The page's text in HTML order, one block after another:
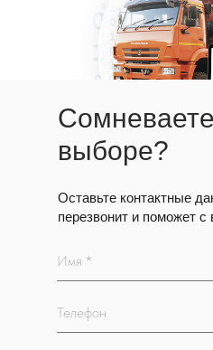
Имя *
Телефон
выборе?
Оставьте контактные
перезвонит и поможет